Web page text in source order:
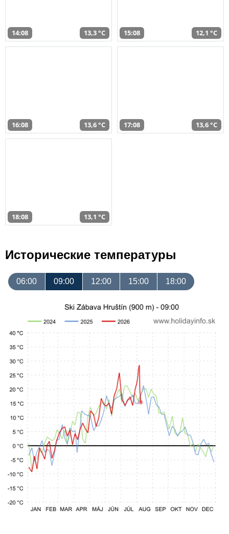
14:08 13,3 °C 15:08 12,1 °C
16:08 13,6 °C 17:08 13,6 °C
18:08 13,1 °C
Исторические температуры
06:00 09:00 12:00 15:00 18:00